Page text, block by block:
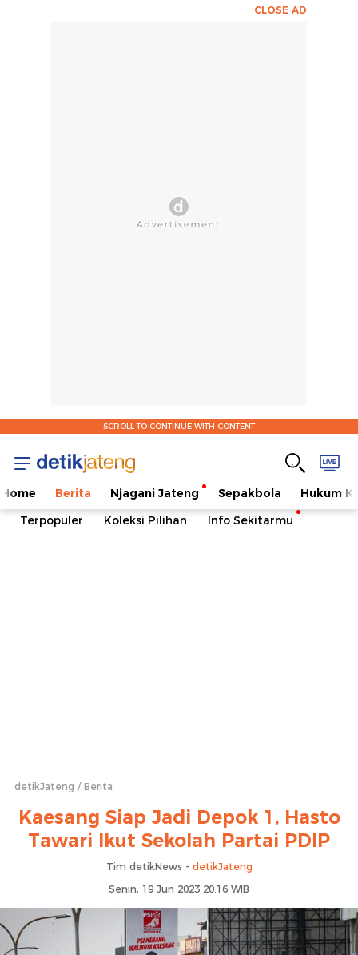
CLOSE AD
SCROLL TO CONTINUE WITH CONTENT
Home Berita Njagani Jateng Sepakbola
Hukum
Terpopuler
Koleksi Pilihan Info Sekitarmu
detikJateng Berita
Kaesang Siap Jadi Depok 1, Hasto
Tawari Ikut Sekolah Partai PDIP
Tim detikNews - detikJateng
Senin, 19 Jun 2023 20:16 WIB